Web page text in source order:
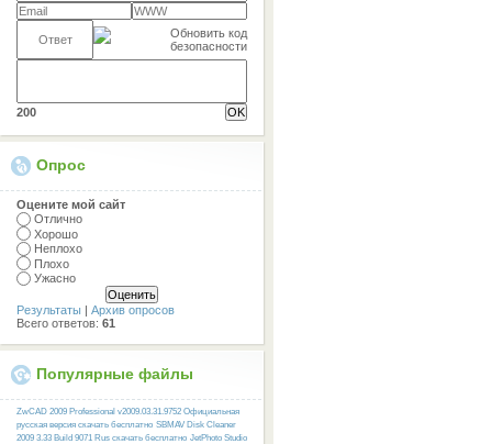
200
Опрос
Оцените мой сайт
Отлично
Хорошо
Неплохо
Плохо
Ужасно
Результаты | Архив опросов
Всего ответов: 61
Популярные файлы
ZwCAD 2009 Professional v2009.03.31.9752 Официальная
русская версия скачать бесплатно SBMAV Disk Cleaner
2009 3.33 Build 9071 Rus скачать бесплатно JetPhoto Studio